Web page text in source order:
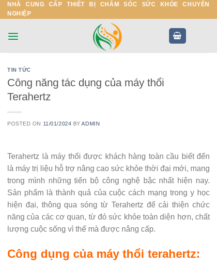
Skip
to
NHÀ CUNG CẤP THIẾT BỊ CHĂM SÓC SỨC KHỎE CHUYÊN
NGHIỆP
TIN TỨC
Công năng tác dụng của máy thổi
Terahertz
POSTED ON 11/01/2024 BYADMIN
Terahertz là máy thổi được khách hàng toàn cầu biết đến
là máy trị liệu hỗ trợ nâng cao sức khỏe thời đại mới, mang
trong mình những tiến bộ công nghệ bậc nhất hiện nay.
Sản phẩm là thành quả của cuộc cách mạng trong y học
hiện đại, thông qua sóng từ Terahertz để cải thiện chức
năng của các cơ quan, từ đó sức khỏe toàn diện hơn, chất
lượng cuộc sống vì thế mà được nâng cấp.
Công dụng của máy thổi terahertz: